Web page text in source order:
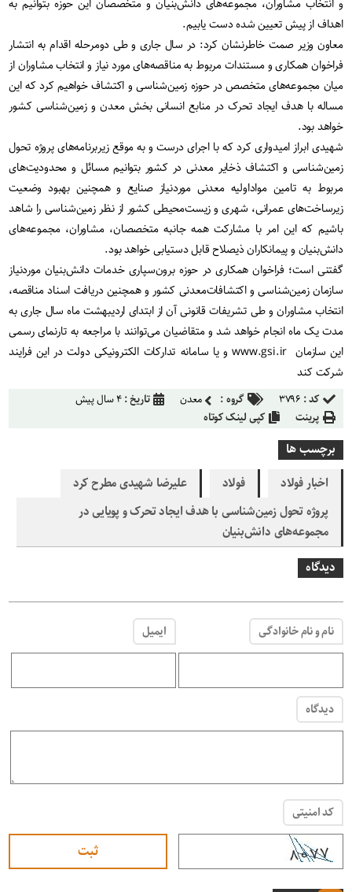
و انتخاب مشاوران، مجموعه‌های دانش‌بنیان و متخصصان این حوزه بتوانیم به
اهداف از پیش تعیین شده دست یابیم.
معاون وزیر صمت خاطرنشان کرد: در سال جاری و طی دومرحله اقدام به انتشار
فراخوان همکاری و مستندات مربوط به مناقصه‌های مورد نیاز و انتخاب مشاوران از
میان مجموعه‌های متخصص در حوزه زمین‌شناسی و اکتشاف خواهیم کرد که این
مساله با هدف ایجاد تحرک در منابع انسانی بخش معدن و زمین‌شناسی کشور
خواهد بود.
شهیدی ابراز امیدواری کرد که با اجرای درست و به موقع زیربرنامه‌های پروژه تحول
زمین‌شناسی و اکتشاف ذخایر معدنی در کشور بتوانیم مسائل و محدودیت‌های
مربوط به تامین مواداولیه معدنی موردنیاز صنایع و همچنین بهبود وضعیت
زیرساخت‌های عمرانی، شهری و زیست‌محیطی کشور از نظر زمین‌شناسی را شاهد
باشیم که این امر با مشارکت همه جانبه متخصصان، مشاوران، مجموعه‌های
دانش‌بنیان و پیمانکاران ذیصلاح قابل دستیابی خواهد بود.
گفتنی است‌؛ فراخوان همکاری در حوزه برون‌سپاری خدمات دانش‌بنیان موردنیاز
سازمان زمین‌شناسی و اکتشافات‌معدنی کشور و همچنین دریافت اسناد مناقصه،
انتخاب مشاوران و طی تشریفات قانونی آن از ابتدای اردیبهشت ماه سال جاری به
مدت یک ماه انجام خواهد شد و متقاضیان می‌توانند با مراجعه به تارنمای رسمی
این سازمان www.gsi.ir و یا سامانه تدارکات الکترونیکی دولت در این فرایند
شرکت کند
کد : ۳۷۹۶ گروه : معدن تاریخ :۴ سال پیش
پرینت
کپی لینک کوتاه
برچسب ها
اخبار فولاد
فولاد
علیرضا شهیدی مطرح کرد
پروژه تحول زمین‌شناسی با هدف ایجاد تحرک و پویایی در
مجموعه‌های دانش‌بنیان
دیدگاه
نام و نام خانوادگی ایمیل
دیدگاه
کد امنیتی